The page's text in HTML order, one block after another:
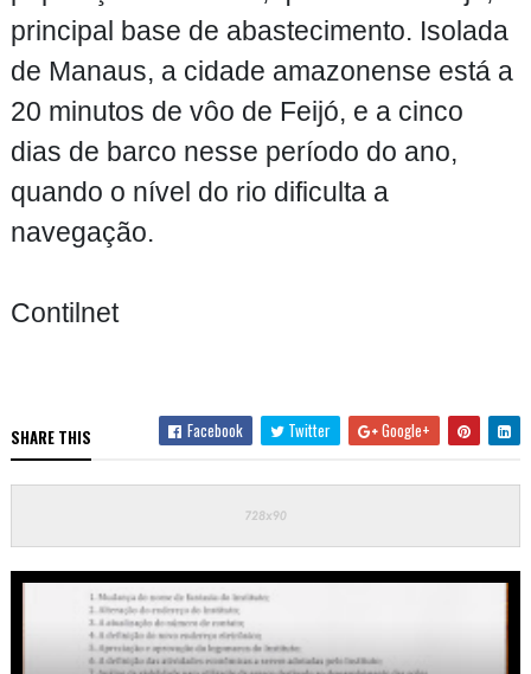
principal base de abastecimento. Isolada
de Manaus, a cidade amazonense está a
20 minutos de vôo de Feijó, e a cinco
dias de barco nesse período do ano,
quando o nível do rio dificulta a
navegação.
Contilnet
SHARE THIS Facebook Twitter Google+